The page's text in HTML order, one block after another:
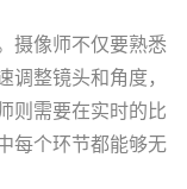
摄像师不仅要熟悉
调整镜头和角度，
则需要在实时的比
每个环节都能够无